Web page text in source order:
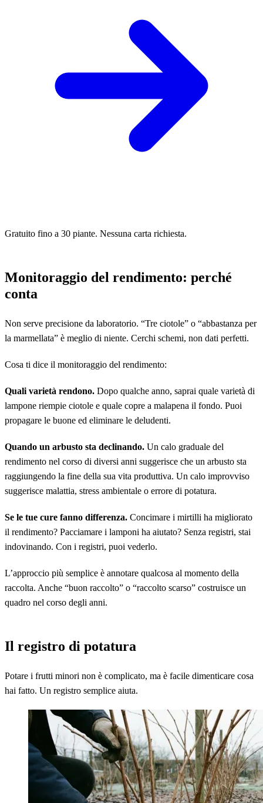
Gratuito fino a 30 piante. Nessuna carta richiesta.
Monitoraggio del rendimento: perché
conta
Non serve precisione da laboratorio. “Tre ciotole” o “abbastanza per
la marmellata” è meglio di niente. Cerchi schemi, non dati perfetti.
Cosa ti dice il monitoraggio del rendimento:
Quali varietà rendono. Dopo qualche anno, saprai quale varietà di
lampone riempie ciotole e quale copre a malapena il fondo. Puoi
propagare le buone ed eliminare le deludenti.
Quando un arbusto sta declinando. Un calo graduale del
rendimento nel corso di diversi anni suggerisce che un arbusto sta
raggiungendo la fine della sua vita produttiva. Un calo improvviso
suggerisce malattia, stress ambientale o errore di potatura.
Se le tue cure fanno differenza. Concimare i mirtilli ha migliorato
il rendimento? Pacciamare i lamponi ha aiutato? Senza registri, stai
indovinando. Con i registri, puoi vederlo.
L’approccio più semplice è annotare qualcosa al momento della
raccolta. Anche “buon raccolto” o “raccolto scarso” costruisce un
quadro nel corso degli anni.
Il registro di potatura
Potare i frutti minori non è complicato, ma è facile dimenticare cosa
hai fatto. Un registro semplice aiuta.